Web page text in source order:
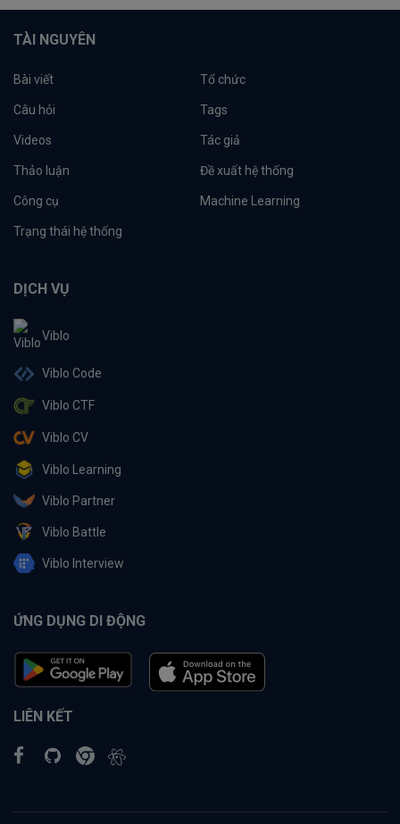
TÀI NGUYÊN
Bài viết Tổ chức
Câu hỏi Tags
Videos Tác giả
Thảo luận Đề xuất hệ thống
Công cụ Machine Learning
Trạng thái hệ thống
DỊCH VỤ
Viblo
Viblo Code
Viblo CTF
Viblo CV
Viblo Learning
Viblo Partner
Viblo Battle
Viblo Interview
ỨNG DỤNG DI ĐỘNG
LIÊN KẾT